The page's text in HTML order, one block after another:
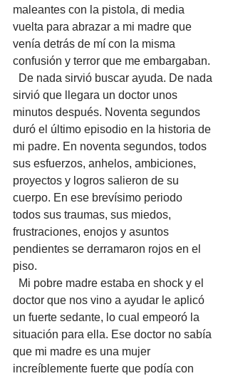
maleantes con la pistola, di media
vuelta para abrazar a mi madre que
venía detrás de mí con la misma
confusión y terror que me embargaban.
sirvió que llegara un doctor unos
minutos después. Noventa segundos
duró el último episodio en la historia de
mi padre. En noventa segundos, todos
sus esfuerzos, anhelos, ambiciones,
proyectos y logros salieron de su
cuerpo. En ese brevísimo periodo
todos sus traumas, sus miedos,
frustraciones, enojos y asuntos
pendientes se derramaron rojos en el
piso.
doctor que nos vino a ayudar le aplicó
un fuerte sedante, lo cual empeoró la
situación para ella. Ese doctor no sabía
que mi madre es una mujer
increíblemente fuerte que podía con